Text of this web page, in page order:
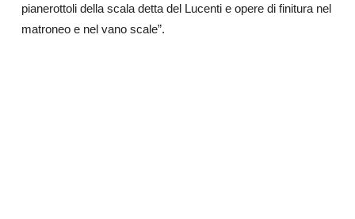
pianerottoli della scala detta del Lucenti e opere di finitura nel
matroneo e nel vano scale”.